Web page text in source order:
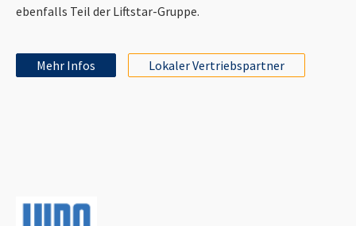
ebenfalls Teil der Liftstar-Gruppe.
Mehr Infos Lokaler Vertriebspartner